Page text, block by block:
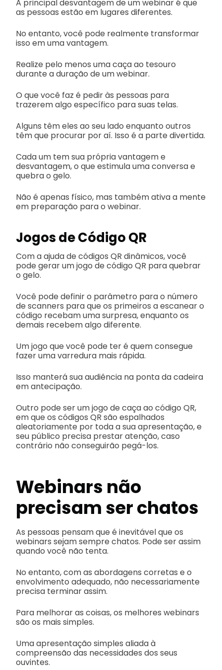
A principal desvantagem de um webinar é que
as pessoas estão em lugares diferentes.
No entanto, você pode realmente transformar
isso em uma vantagem.
Realize pelo menos uma caça ao tesouro
durante a duração de um webinar.
O que você faz é pedir às pessoas para
trazerem algo específico para suas telas.
Alguns têm eles ao seu lado enquanto outros
têm que procurar por aí. Isso é a parte divertida.
Cada um tem sua própria vantagem e
desvantagem, o que estimula uma conversa e
quebra o gelo.
Não é apenas físico, mas também ativa a mente
em preparação para o webinar.
Jogos de Código QR
Com a ajuda de códigos QR dinâmicos, você
pode gerar um jogo de código QR para quebrar
o gelo.
Você pode definir o parâmetro para o número
de scanners para que os primeiros a escanear o
código recebam uma surpresa, enquanto os
demais recebem algo diferente.
Um jogo que você pode ter é quem consegue
fazer uma varredura mais rápida.
Isso manterá sua audiência na ponta da cadeira
em antecipação.
Outro pode ser um jogo de caça ao código QR,
em que os códigos QR são espalhados
aleatoriamente por toda a sua apresentação, e
seu público precisa prestar atenção, caso
contrário não conseguirão pegá-los.
Webinars não
precisam ser chatos
As pessoas pensam que é inevitável que os
webinars sejam sempre chatos. Pode ser assim
quando você não tenta.
No entanto, com as abordagens corretas e o
envolvimento adequado, não necessariamente
precisa terminar assim.
Para melhorar as coisas, os melhores webinars
são os mais simples.
Uma apresentação simples aliada à
compreensão das necessidades dos seus
ouvintes.